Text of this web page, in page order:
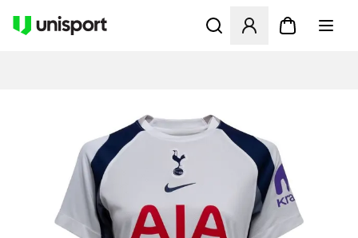
Öffnet ein neues Fenster